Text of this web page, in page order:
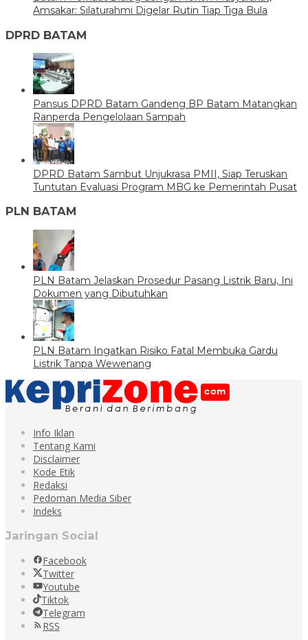
Amsakar: Silaturahmi Digelar Rutin Tiap Tiga Bula
DPRD BATAM
Pansus DPRD Batam Gandeng BP Batam Matangkan
Ranperda Pengelolaan Sampah
DPRD Batam Sambut Unjukrasa PMII, Siap Teruskan
Tuntutan Evaluasi Program MBG ke Pemerintah Pusat
PLN BATAM
PLN Batam Jelaskan Prosedur Pasang Listrik Baru, Ini
Dokumen yang Dibutuhkan
PLN Batam Ingatkan Risiko Fatal Membuka Gardu
Listrik Tanpa Wewenang
Info Iklan
Tentang Kami
Disclaimer
Kode Etik
Redaksi
Pedoman Media Siber
Indeks
Jaringan Social
Facebook
Twitter
Youtube
Tiktok
Telegram
RSS